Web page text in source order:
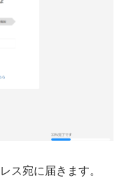
ス宛に届きます。